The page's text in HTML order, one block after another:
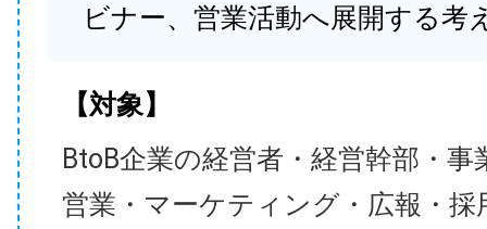
ビナー、営業活動へ展開する考
【対象】
BtoB企業の経営者・経営幹部・事
営業・マーケティング・広報・採